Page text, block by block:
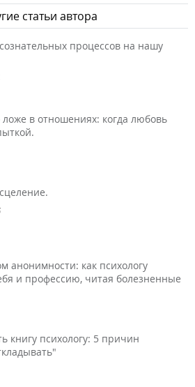
статьи автора
процессов на нашу
ложе в отношениях: когда любовь
анонимности: как психологу
и профессию, читая болезненные
книгу психологу: 5 причин